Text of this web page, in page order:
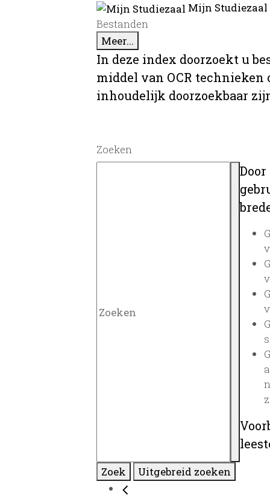
Mijn
Bestanden
Meer...
In deze index doorzoekt u
middel van OCR
inhoudelijk doorzoekbaar
Zoeken
Zoek Uitgebreid zoeken